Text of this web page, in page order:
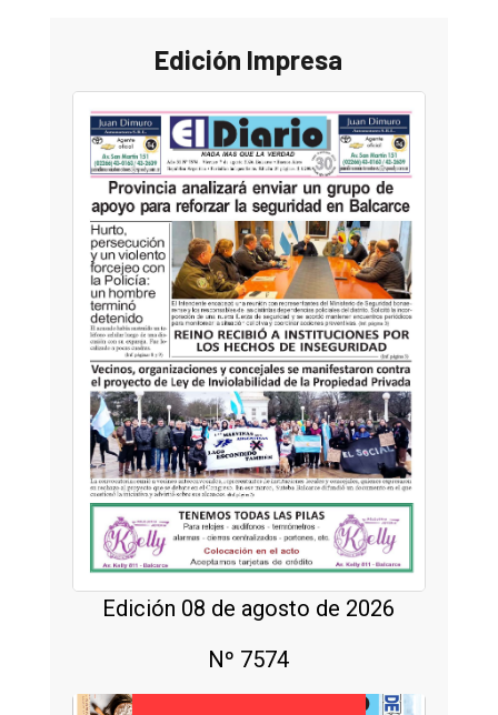
Edición Impresa
Edición 08 de agosto de 2026
Nº 7574